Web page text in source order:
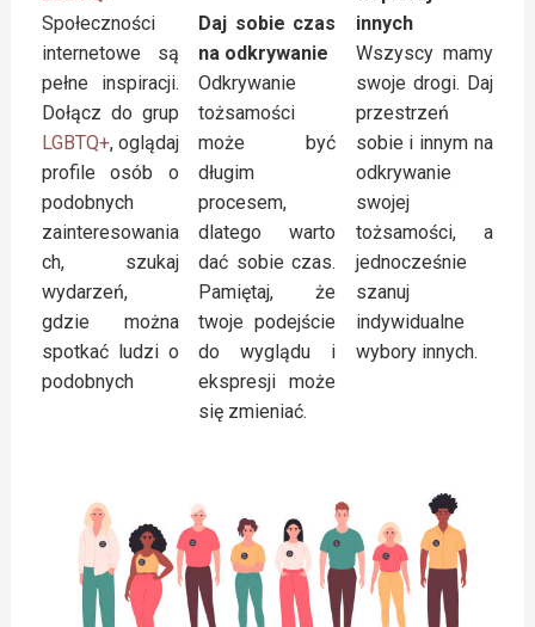
Społeczności
internetowe są
pełne inspiracji.
Dołącz do grup
LGBTQ+, oglądaj
profile osób o
podobnych
zainteresowania
ch, szukaj
wydarzeń,
gdzie można
spotkać ludzi o
podobnych
Daj sobie czas
na odkrywanie
Odkrywanie
tożsamości
może być
długim
procesem,
dlatego warto
dać sobie czas.
Pamiętaj, że
twoje podejście
do wyglądu i
ekspresji może
się zmieniać.
innych
Wszyscy mamy
swoje drogi. Daj
przestrzeń
sobie i innym na
odkrywanie
swojej
tożsamości, a
jednocześnie
szanuj
indywidualne
wybory innych.